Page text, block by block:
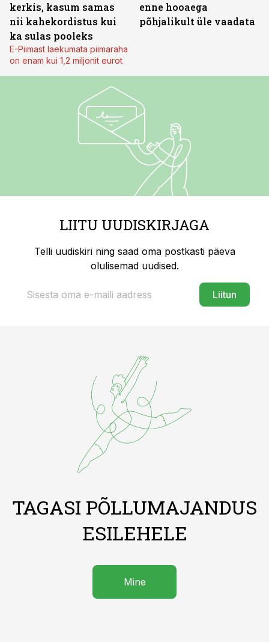
kerkis, kasum samas
nii kahekordistus kui
ka sulas pooleks
E-Piimast laekumata piimaraha
on enam kui 1,2 miljonit eurot
enne hooaega
põhjalikult üle vaadata
LIITU UUDISKIRJAGA
Telli uudiskiri ning saad oma postkasti päeva
olulisemad uudised.
Liitun
TAGASI PÕLLUMAJANDUS
ESILEHELE
Mine